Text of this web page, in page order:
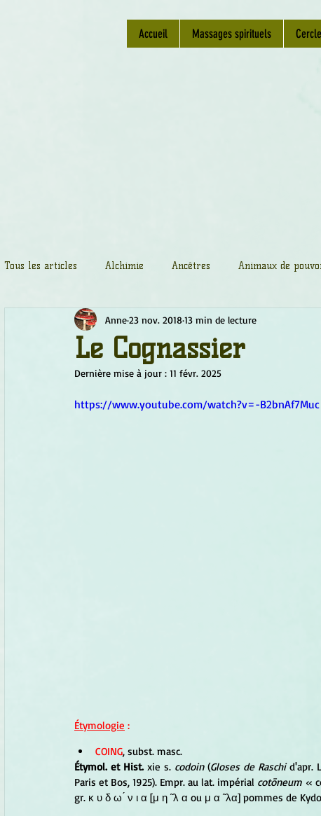
Accueil Massages spirituels
Tous les articles Alchimie Ancêtres Animaux de
Chamanisme Champignons Conscience
Fleurs de Bach Géométrie sacrée
Le Cognassier
Anne23 nov. 201813 min de lecture
Dernière mise à jour : 11 févr. 2025
https://www.youtube.com/watch?v=-B2bnAf7Muc
Étymologie :
COING, subst. masc.
Étymol. et Hist. xie s. codoin (Gloses de Raschi d'apr.
Paris et Bos, 1925). Empr. au lat. impérial cotōneum «
gr. κ υ δ ω ́ ν ι α [μ η ̃ λ α ou μ α ̃ λα] pommes de